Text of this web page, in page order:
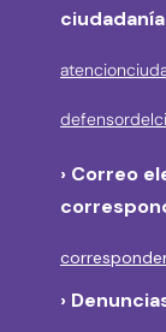
› Correo
›